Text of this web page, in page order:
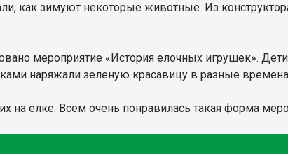
как зимуют некоторые животные. Из
мероприятие «История елочных игрушек».
наряжали зеленую красавицу в разные
елке. Всем очень понравилась такая форма